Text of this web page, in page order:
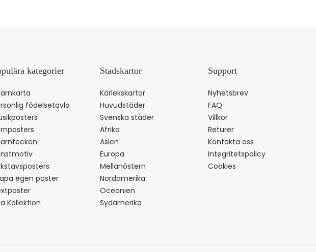
kategorier
födelsetavla
egen poster
Kollektion
Stadskartor
Kärlekskartor
Huvudstäder
Svenska städer
Afrika
Asien
Europa
Mellanöstern
Nordamerika
Oceanien
Sydamerika
Support
Nyhetsbrev
FAQ
Villkor
Returer
Kontakta oss
Integritetspolicy
Cookies